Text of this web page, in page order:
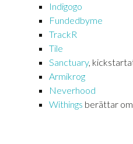
Indigogo
Fundedbyme
TrackR
Tile
Sanctuary,
Armikrog
Neverhood
Withings berättar om